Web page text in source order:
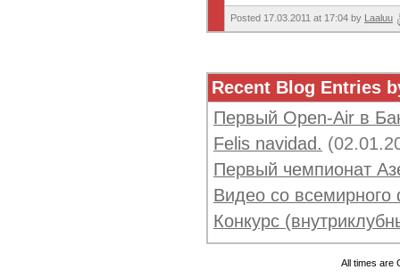
Posted 17.03.2011 at 17:04 by Laaluu
Recent Blog Entries
Первый Open-Air в
Felis navidad.
Первый чемпионат
Видео со всемирного
Конкурс
All times are